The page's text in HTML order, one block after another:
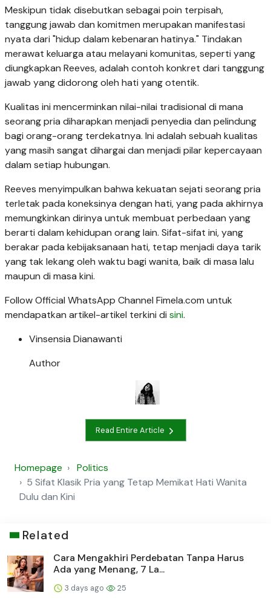
Meskipun tidak disebutkan sebagai poin terpisah,
tanggung jawab dan komitmen merupakan manifestasi
nyata dari "hidup dalam kebenaran hatinya." Tindakan
merawat keluarga atau melayani komunitas, seperti yang
diungkapkan Reeves, adalah contoh konkret dari tanggung
jawab yang didorong oleh hati yang otentik.
Kualitas ini mencerminkan nilai-nilai tradisional di mana
seorang pria diharapkan menjadi penyedia dan pelindung
bagi orang-orang terdekatnya. Ini adalah sebuah kualitas
yang masih sangat dihargai dan menjadi pilar kepercayaan
dalam setiap hubungan.
Reeves menyimpulkan bahwa kekuatan sejati seorang pria
terletak pada koneksinya dengan hati, yang pada akhirnya
memungkinkan dirinya untuk membuat perbedaan yang
berarti dalam kehidupan orang lain. Sifat-sifat ini, yang
berakar pada kebijaksanaan hati, tetap menjadi daya tarik
yang tak lekang oleh waktu bagi wanita, baik di masa lalu
maupun di masa kini.
Follow Official WhatsApp Channel Fimela.com untuk
mendapatkan artikel-artikel terkini di sini.
Vinsensia Dianawanti
Author
Read Entire Article
Homepage
Politics
5 Sifat Klasik Pria yang Tetap Memikat Hati Wanita
Dulu dan Kini
Related
Cara Mengakhiri Perdebatan Tanpa Harus
Ada yang Menang, 7 La...
3 days ago 25